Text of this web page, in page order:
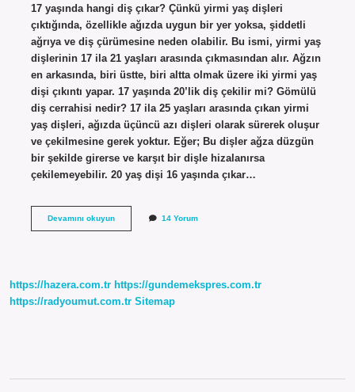
17 yaşında hangi diş çıkar? Çünkü yirmi yaş dişleri
çıktığında, özellikle ağızda uygun bir yer yoksa, şiddetli
ağrıya ve diş çürümesine neden olabilir. Bu ismi, yirmi yaş
dişlerinin 17 ila 21 yaşları arasında çıkmasından alır. Ağzın
en arkasında, biri üstte, biri altta olmak üzere iki yirmi yaş
dişi çıkıntı yapar. 17 yaşında 20’lik diş çekilir mi? Gömülü
diş cerrahisi nedir? 17 ila 25 yaşları arasında çıkan yirmi
yaş dişleri, ağızda üçüncü azı dişleri olarak sürerek oluşur
ve çekilmesine gerek yoktur. Eğer; Bu dişler ağza düzgün
bir şekilde girerse ve karşıt bir dişle hizalanırsa
çekilemeyebilir. 20 yaş dişi 16 yaşında çıkar…
Devamını okuyun17
Mı
14 Yorum
https://hazera.com.tr https://gundemekspres.com.tr
https://radyoumut.com.tr Sitemap